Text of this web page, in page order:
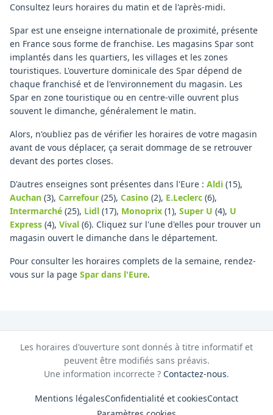
Consultez leurs horaires du matin et de l'après-midi.
Spar est une enseigne internationale de proximité, présente
en France sous forme de franchise. Les magasins Spar sont
implantés dans les quartiers, les villages et les zones
touristiques. L'ouverture dominicale des Spar dépend de
chaque franchisé et de l'environnement du magasin. Les
Spar en zone touristique ou en centre-ville ouvrent plus
souvent le dimanche, généralement le matin.
Alors, n'oubliez pas de vérifier les horaires de votre magasin
avant de vous déplacer, ça serait dommage de se retrouver
devant des portes closes.
D'autres enseignes sont présentes dans l'Eure : Aldi (15),
Auchan (3), Carrefour (25), Casino (2), E.Leclerc (6),
Intermarché (25), Lidl (17), Monoprix (1), Super U (4), U
Express (4), Vival (6). Cliquez sur l'une d'elles pour trouver un
magasin ouvert le dimanche dans le département.
Pour consulter les horaires complets de la semaine, rendez-
vous sur la page Spar dans l'Eure.
Les horaires d'ouverture sont donnés à titre informatif et
peuvent être modifiés sans préavis.
Une information incorrecte ? Contactez-nous.
Mentions légalesConfidentialité et cookiesContact